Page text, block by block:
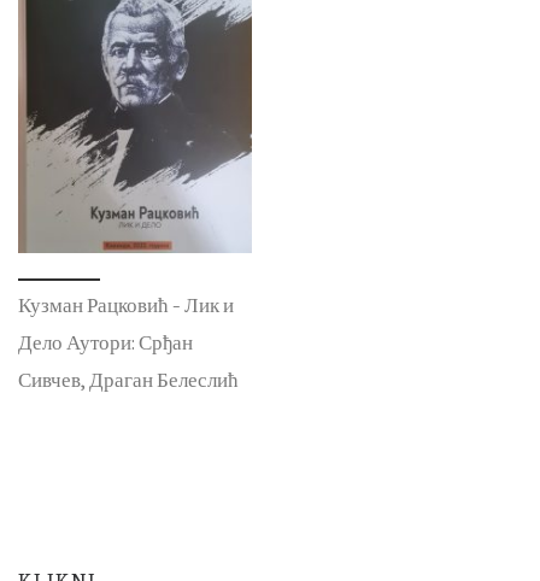
Кузман Рацковић – Лик и
Дело Аутори: Срђан
Сивчев, Драган Белеслић